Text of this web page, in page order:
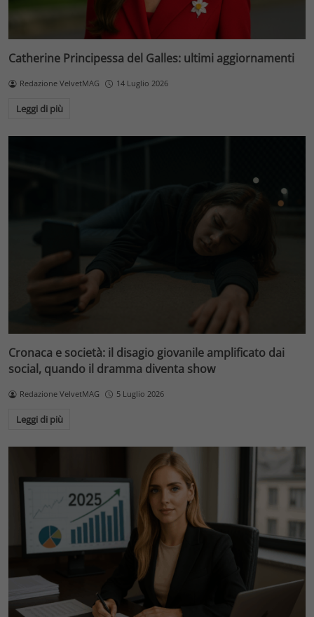
Catherine Principessa del Galles: ultimi aggiornamenti
Redazione VelvetMAG 14 Luglio 2026
Leggi di più
Cronaca e società: il disagio giovanile amplificato dai
social, quando il dramma diventa show
Redazione VelvetMAG 5 Luglio 2026
Leggi di più